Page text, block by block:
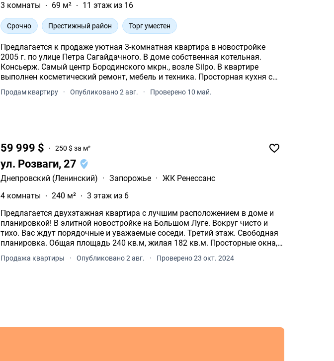
3 комнаты
69 м² 11 этаж из 16
Срочно Престижный район Торг уместен
Предлагается к продаже уютная 3-комнатная квартира в новостройке
2005 г. по улице Петра Сагайдачного. В доме собственная котельная.
Консьерж. Самый центр Бородинского мкрн., возле Silpo. В квартире
выполнен косметический ремонт, мебель и техника. Просторная кухня с
Продам квартиру · Опубликовано 2 авг. · Проверено 10 май.
59 999 $ 250 $ за м²
ул. Розваги, 27
Днепровский (Ленинский) · Запорожье · ЖК Ренессанс
4 комнаты
240 м²
3 этаж из 6
Предлагается двухэтажная квартира с лучшим расположением в доме и
планировкой! В элитной новостройке на Большом Луге. Вокруг чисто и
тихо. Вас ждут порядочные и уважаемые соседи. Третий этаж. Свободная
планировка. Общая площадь 240 кв.м, жилая 182 кв.м. Просторные окна,
большой открытый балкон.
Продажа квартиры · Опубликовано 2 авг. · Проверено 23 окт. 2024